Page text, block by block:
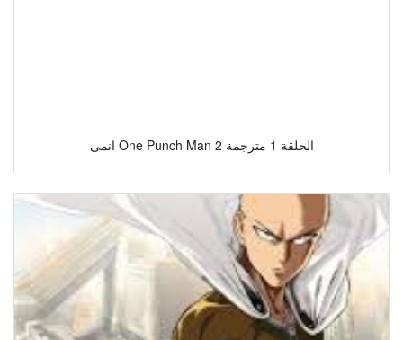
انمى One Punch Man 2 الحلقة 1 مترجمة